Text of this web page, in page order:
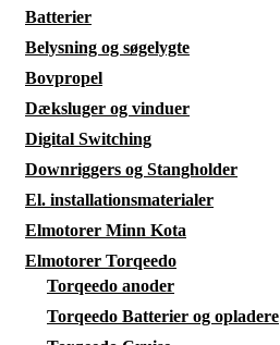
Batterier
Belysning og søgelygte
Bovpropel
Dæksluger og vinduer
Digital Switching
Downriggers og Stangholder
El. installationsmaterialer
Elmotorer Minn Kota
Elmotorer Torqeedo
Torqeedo anoder
Torqeedo Batterier og opladere